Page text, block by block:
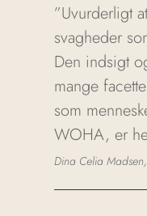
”Uvurderligt
svagheder
Den indsigt
mange
som
WOHA, er
Dina Celia